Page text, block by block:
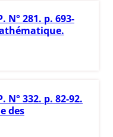
N° 281. p. 693-
N° 332. p. 82-92.
des